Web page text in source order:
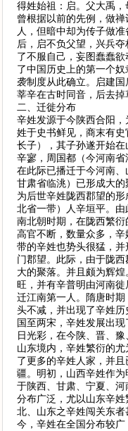
得姓始祖：启。父大禹
曾根据以前的先例，做
人，但暗中却为传子做
后，启不负父望，兴兵
了不服自己，妄图蠢蠢
了中国历史上的第一个
袭制度从此确立。启建
莘辛在古时同音，后去掉
二、迁徙分布
辛姓发源于今陕西合阳
姓于史书鲜见，商末有
长子），其子孙遂开始在
辛寥，周国都（今河南
在此际已播迁于今河南
甘肃省临洮）已形成大
为后世辛姓陇西郡望的
北省一带）人辛垣平。
南北朝时期，在陇西繁
高官不断，数量众多，
带的辛姓也势头很猛，
门郡望。此际，由于陇
大的聚落。并且颇为辉
旺，并有辛普明由河南
迁江南第一人。隋唐时
头不减，并出现了辛姓
国至两宋，辛姓发展出
日光彩，在今陕、晋、
山东境内，辛姓繁衍的
了更多的辛姓人家，并
疆。明初，山西辛姓作
于陕西、甘肃、宁夏、
分布广泛，尤以山东辛
北、山东之辛姓闯关东
今，辛姓在全国分布较